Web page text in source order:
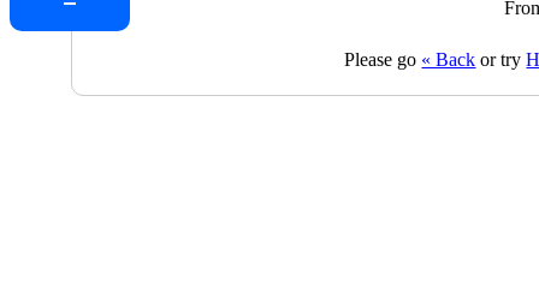
Please go « Back or try